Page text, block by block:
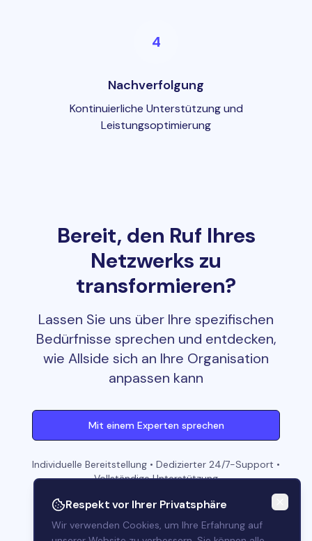
4
Nachverfolgung
Kontinuierliche Unterstützung und
Leistungsoptimierung
Bereit, den Ruf Ihres
Netzwerks zu
transformieren?
Lassen Sie uns über Ihre spezifischen
Bedürfnisse sprechen und entdecken,
wie Allside sich an Ihre Organisation
anpassen kann
Mit einem Experten sprechen
Individuelle Bereitstellung • Dedizierter 24/7-Support •
Vollständige Unterstützung
Eine Frage?
Senden Sie uns eine Nachricht
heute helfen?
Respekt vor Ihrer Privatsphäre
Wir verwenden Cookies, um Ihre Erfahrung auf